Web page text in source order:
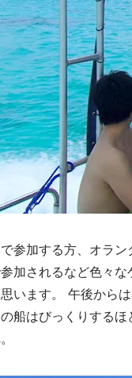
参加する方、オラ
加されるなど色々
います。 午後から
船はびっくりする